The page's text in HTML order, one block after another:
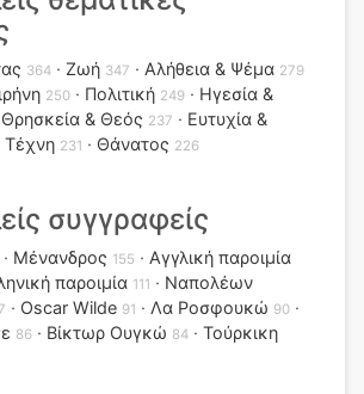
364 Ζωή 347 Αλήθεια & Ψέμα 279
250 Πολιτική 249
Ηγεσία &
Θρησκεία & Θεός 237
Ευτυχία &
Τέχνη 231 Θάνατος 226
συγγραφείς
Μένανδρος 155 Αγγλική παροιμία
παροιμία 111
Ναπολέων
Oscar Wilde 91 Λα Ροσφουκώ 90
86 Βίκτωρ Ουγκώ 84
Τούρκικη